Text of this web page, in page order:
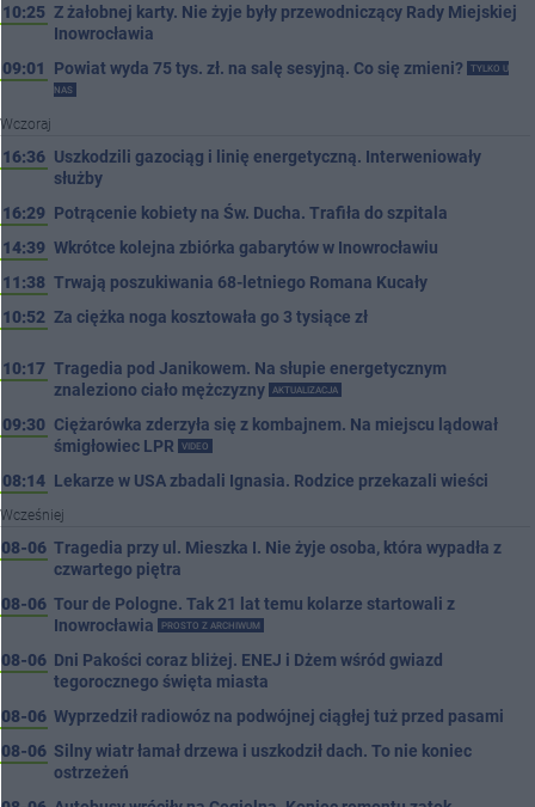
10:25 Z żałobnej karty. Nie żyje były przewodniczący Rady Miejskiej
Inowrocławia
09:01
Powiat wyda 75 tys. zł. na salę sesyjną. Co się zmieni?
TYLKO U
NAS
Wczoraj
16:36 Uszkodzili gazociąg i linię energetyczną. Interweniowały
służby
16:29 Potrącenie kobiety na Św. Ducha. Trafiła do szpitala
14:39 Wkrótce kolejna zbiórka gabarytów w Inowrocławiu
11:38 Trwają poszukiwania 68-letniego Romana Kucały
10:52 Za ciężka noga kosztowała go 3 tysiące zł
10:17 Tragedia pod Janikowem. Na słupie energetycznym
znaleziono ciało mężczyzny
AKTUALIZACJA
09:30 Ciężarówka zderzyła się z kombajnem. Na miejscu lądował
śmigłowiec LPR
VIDEO
08:14 Lekarze w USA zbadali Ignasia. Rodzice przekazali wieści
Wcześniej
08-06 Tragedia przy ul. Mieszka I. Nie żyje osoba, która wypadła z
czwartego piętra
08-06 Tour de Pologne. Tak 21 lat temu kolarze startowali z
Inowrocławia
PROSTO Z ARCHIWUM
08-06 Dni Pakości coraz bliżej. ENEJ i Dżem wśród gwiazd
tegorocznego święta miasta
08-06 Wyprzedził radiowóz na podwójnej ciągłej tuż przed pasami
08-06 Silny wiatr łamał drzewa i uszkodził dach. To nie koniec
ostrzeżeń